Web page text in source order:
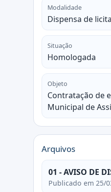
Modalidade
Dispensa de
Situação
Homologada
Objeto
Contratação de
Municipal de
Arquivos
01 - AVISO DE
Publicado em 25/